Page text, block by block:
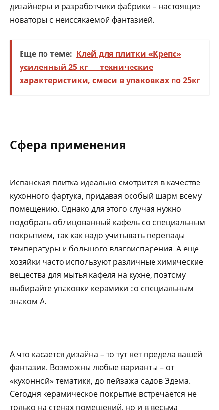
дизайнеры и разработчики фабрики – настоящие
новаторы с неиссякаемой фантазией.
Еще по теме: Клей для плитки «Крепс»
усиленный 25 кг — технические
характеристики, смеси в упаковках по 25кг
Сфера применения
Испанская плитка идеально смотрится в качестве
кухонного фартука, придавая особый шарм всему
помещению. Однако для этого случая нужно
подобрать облицованный кафель со специальным
покрытием, так как надо учитывать перепады
температуры и большого влагоиспарения. А еще
хозяйки часто используют различные химические
вещества для мытья кафеля на кухне, поэтому
выбирайте упаковки керамики со специальным
знаком А.
А что касается дизайна – то тут нет предела вашей
фантазии. Возможны любые варианты – от
«кухонной» тематики, до пейзажа садов Эдема.
Сегодня керамическое покрытие встречается не
только на стенах помещений, но и в весьма